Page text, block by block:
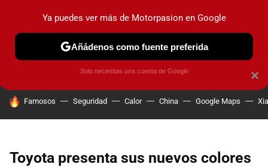
PRUEBAS COCHES ELÉCTRICOS OBSERVATORIO
HOY SE HABLA DE
Famosos Seguridad Calor China Google Maps
Toyota presenta sus nuevos colores
×
Ya puedes ver más de Motorpasion en Google
Añádenos como fuente preferida
Solo necesitas una cuenta de Google